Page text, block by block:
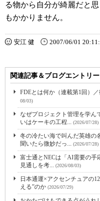
る物から自分が綺麗だと
もかかりません。
安江 健 2007/06/01
関連記事＆ブログエントリー
FDEとは何か（連載第1回）
08/03)
なぜプロジェクト管理を学ん
いはケーキの工程... (2026/07/28)
冬の冷たい海で叫んだ英雄の
聞いたら微妙だっ... (2026/07/28)
富士通とNECは「AI需要の
見通しを考... (2026/08/03)
日本通運×アクセンチュアの
える”のか (2026/07/29)